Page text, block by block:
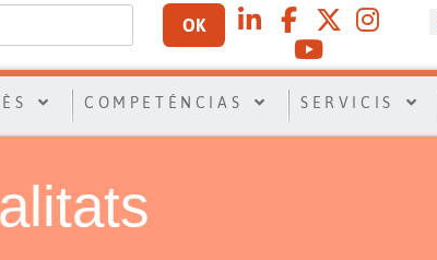
OK
COMPETÉNCIAS SERVICIS